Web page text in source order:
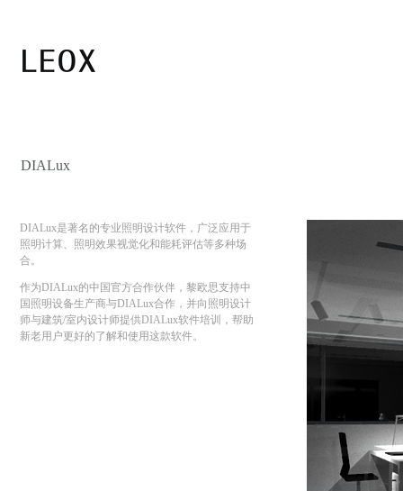
DIALux
DIALux是著名的专业照明设计软件，广泛应用于
照明计算、照明效果视觉化和能耗评估等多种场
合。
作为DIALux的中国官方合作伙伴， 黎欧思支持中
国照明设备生产商与DIALux合作， 并向 照明设计
师与建筑/室内设计师提供DIALux软件培训，帮助
新老用户更好的了解和使用这款软件。